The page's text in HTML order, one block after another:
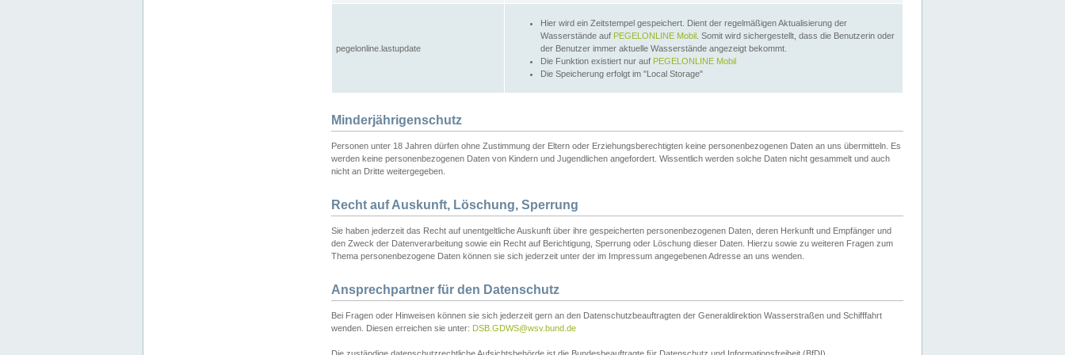
pegelonline.lastupdate
Hier wird ein Zeitstempel gespeichert. Dient der regelmäßigen Aktualisierung der
Wasserstände auf PEGELONLINE Mobil . Somit wird sichergestellt, dass die Benutzerin oder
der Benutzer immer aktuelle Wasserstände angezeigt bekommt.
Die Funktion existiert nur auf PEGELONLINE Mobil
Die Speicherung erfolgt im "Local Storage"
Minderjährigenschutz
Personen unter 18 Jahren dürfen ohne Zustimmung der Eltern oder Erziehungsberechtigten keine personenbezogenen Daten an uns übermitteln. Es
werden keine personenbezogenen Daten von Kindern und Jugendlichen angefordert. Wissentlich werden solche Daten nicht gesammelt und auch
nicht an Dritte weitergegeben.
Recht auf Auskunft, Löschung, Sperrung
Sie haben jederzeit das Recht auf unentgeltliche Auskunft über ihre gespeicherten personenbezogenen Daten, deren Herkunft und Empfänger und
den Zweck der Datenverarbeitung sowie ein Recht auf Berichtigung, Sperrung oder Löschung dieser Daten. Hierzu sowie zu weiteren Fragen zum
Thema personenbezogene Daten können sie sich jederzeit unter der im Impressum angegebenen Adresse an uns wenden.
Ansprechpartner für den Datenschutz
Bei Fragen oder Hinweisen können sie sich jederzeit gern an den Datenschutzbeauftragten der Generaldirektion Wasserstraßen und Schifffahrt
wenden. Diesen erreichen sie unter: DSB.GDWS@wsv.bund.de